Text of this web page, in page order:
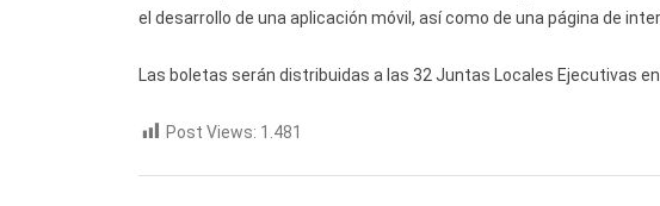
el desarrollo de una aplicación móvil, así como de una página de
Las boletas serán distribuidas a las 32 Juntas Locales Ejecutivas
Post Views: 1.481